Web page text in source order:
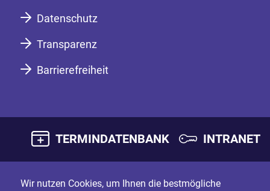
Datenschutz
Transparenz
Barrierefreiheit
TERMINDATENBANK INTRANET
Wir nutzen Cookies, um Ihnen die bestmögliche